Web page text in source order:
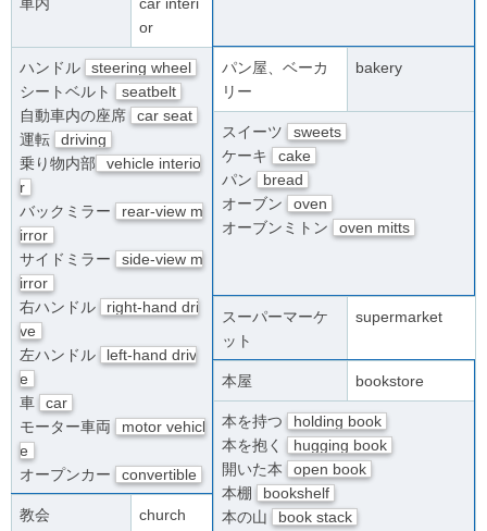
or
ハンドル
steering wheel
シートベルト
seatbelt
自動車内の座席
car seat
運転
driving
乗り物内部
vehicle interio
r
バックミラー
rear-view m
irror
サイドミラー
side-view m
irror
右ハンドル
right-hand dri
ve
左ハンドル
left-hand driv
e
車
car
モーター車両
motor vehicl
e
オープンカー
convertible
パン屋、ベーカ
リー
bakery
スイーツ
sweets
ケーキ
cake
パン
bread
オーブン
oven
オーブンミトン
oven mitts
スーパーマーケ
ット
supermarket
本屋 bookstore
本を持つ
holding book
本を抱く
hugging book
開いた本
open book
本棚
bookshelf
本の山
book stack
教会 church